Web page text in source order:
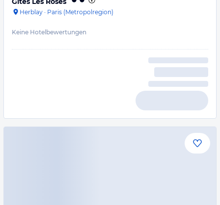
Herblay · Paris (Metropolregion)
Keine Hotelbewertungen